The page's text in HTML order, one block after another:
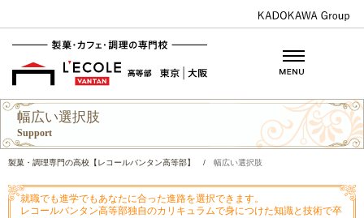
幅広い選択肢
Support
製菓・調理専門の高校【レコールバンタン高等部】 / 幅広い選択肢
就職でも進学でもあなたに合った進路を選択できます。
レコールバンタン高等部独自のカリキュラムで身につけた知識と技術で卒